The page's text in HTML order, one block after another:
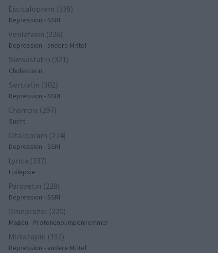
Escitalopram (339)
Depression - SSRI
Venlafaxin (326)
Depression - andere Mittel
Simvastatin (321)
Cholesterin
Sertralin (302)
Depression - SSRI
Champix (297)
Sucht
Citalopram (274)
Depression - SSRI
Lyrica (237)
Epilepsie
Paroxetin (228)
Depression - SSRI
Omeprazol (220)
Magen - Protonenpumpenhemmer
Mirtazapin (192)
Depression - andere Mittel